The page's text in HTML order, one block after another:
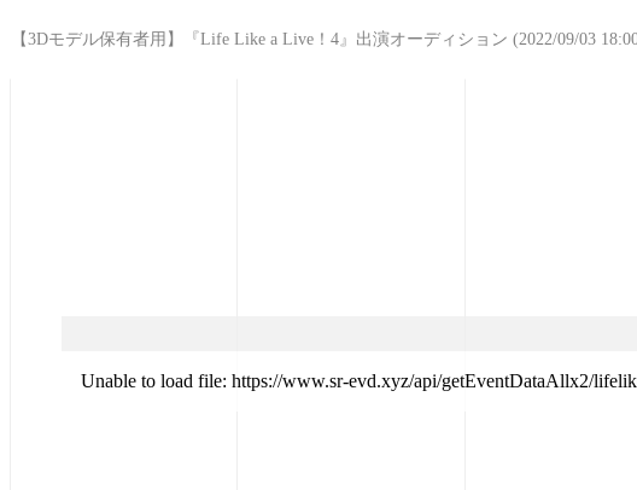
【3Dモデル保有者用】『Life Like a Live！4』出演オーディション (2022/09/03
Unable to load file: https://www.sr-evd.xyz/api/getEventDataAllx2/